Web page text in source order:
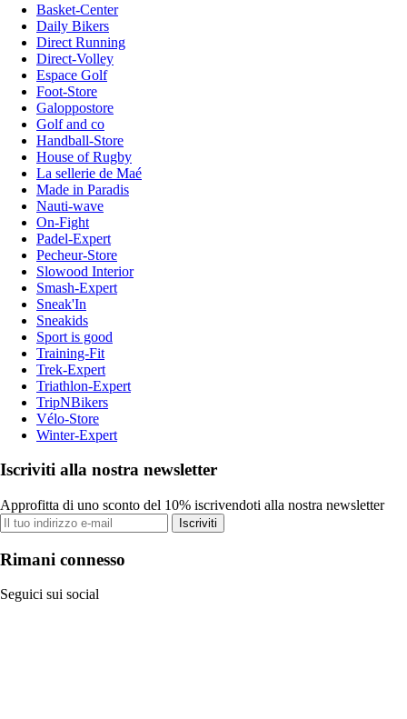
Basket-Center
Daily Bikers
Direct Running
Direct-Volley
Espace Golf
Foot-Store
Galoppostore
Golf and co
Handball-Store
House of Rugby
La sellerie de Maé
Made in Paradis
Nauti-wave
On-Fight
Padel-Expert
Pecheur-Store
Slowood Interior
Smash-Expert
Sneak'In
Sneakids
Sport is good
Training-Fit
Trek-Expert
Triathlon-Expert
TripNBikers
Vélo-Store
Winter-Expert
Iscriviti alla nostra newsletter
Approfitta di uno sconto del 10% iscrivendoti alla nostra newsletter
Iscriviti
Rimani connesso
Seguici sui social